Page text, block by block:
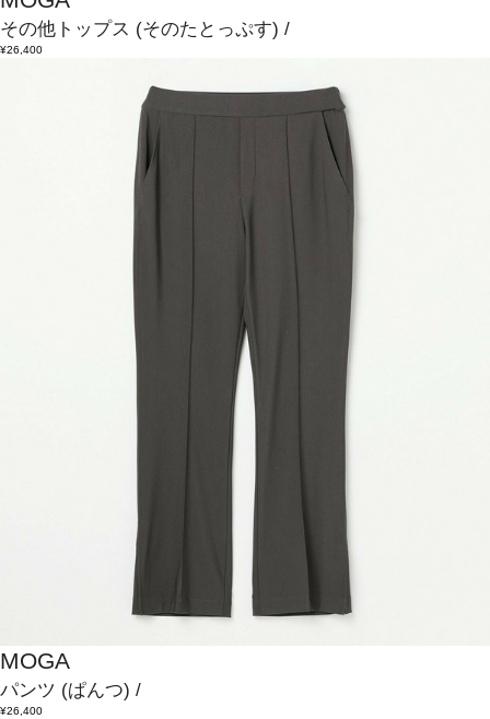
その他トップス (そのたとっぷす) /
¥26,400
MOGA
パンツ (ぱんつ) /
¥26,400